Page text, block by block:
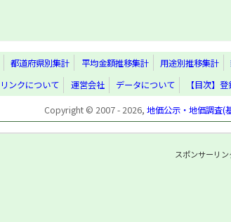
都道府県別集計 平均金額推移集計 用途別推移集計
リンクについて
運営会社 データについて 【目次】
Copyright © 2007 - 2026,地価公示・地価調査(
スポンサーリン